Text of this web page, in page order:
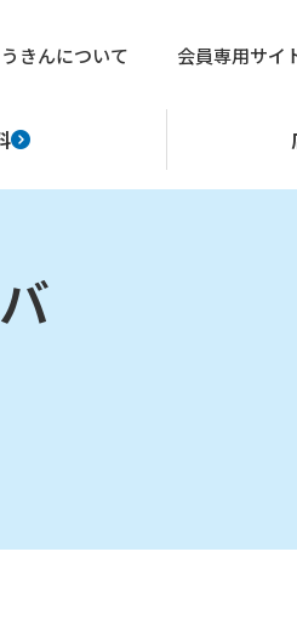
きんについて 会員専用サイ